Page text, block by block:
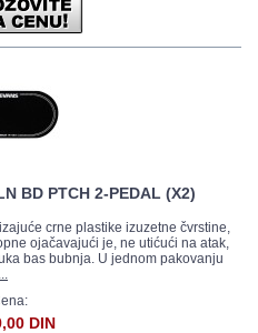
BD PTCH 2-PEDAL (X2)
crne plastike izuzetne čvrstine,
ojačavajući je, ne utićući na atak,
bas bubnja. U jednom pakovanju
DIN